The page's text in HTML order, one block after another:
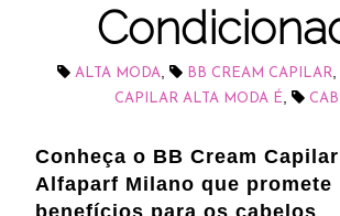
ALTA MODA, BB CREAM CAPILAR,
CAPILAR ALTA MODA É,
Conheça o BB Cream
Alfaparf Milano que promete